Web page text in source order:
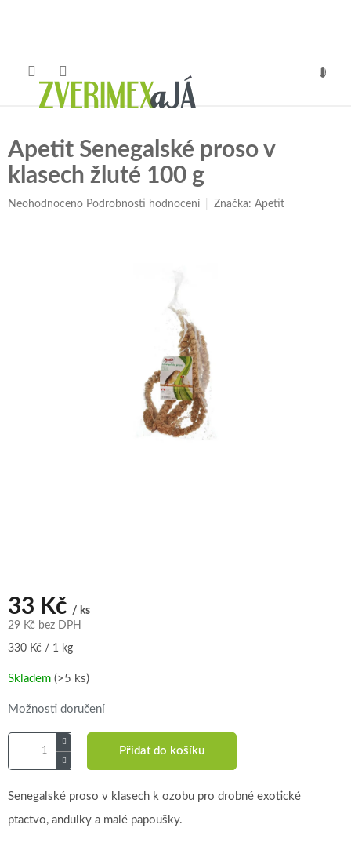
Apetit Senegalské proso v
klasech žluté 100 g
Průměrné
Neohodnoceno Podrobnosti hodnocení Značka:Apetit
33 Kč / ks
29 Kč bez DPH
Měrná
330 Kč / 1 kg
Skladem (>5 ks)
Možnosti doručení
Přidat do košíku
Senegalské proso v klasech k ozobu pro drobné exotické
ptactvo, andulky a malé papoušky.